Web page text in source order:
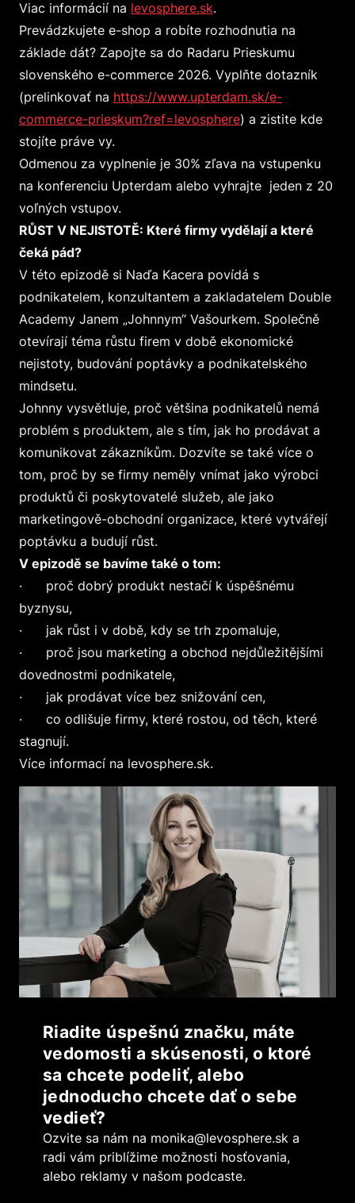
Viac informácií na levosphere.sk.
Prevádzkujete e-shop a robíte rozhodnutia na
základe dát? Zapojte sa do Radaru Prieskumu
slovenského e-commerce 2026. Vyplňte dotazník
(prelinkovať na https://www.upterdam.sk/e-
commerce-prieskum?ref=levosphere) a zistite kde
stojíte práve vy.
Odmenou za vyplnenie je 30% zľava na vstupenku
na konferenciu Upterdam alebo vyhrajte jeden z 20
voľných vstupov.
RŮST V NEJISTOTĚ: Které firmy vydělají a které
čeká pád?
V této epizodě si Naďa Kacera povídá s
podnikatelem, konzultantem a zakladatelem Double
Academy Janem „Johnnym“ Vašourkem. Společně
otevírají téma růstu firem v době ekonomické
nejistoty, budování poptávky a podnikatelského
mindsetu.
Johnny vysvětluje, proč většina podnikatelů nemá
problém s produktem, ale s tím, jak ho prodávat a
komunikovat zákazníkům. Dozvíte se také více o
tom, proč by se firmy neměly vnímat jako výrobci
produktů či poskytovatelé služeb, ale jako
marketingově-obchodní organizace, které vytvářejí
poptávku a budují růst.
V epizodě se bavíme také o tom:
· proč dobrý produkt nestačí k úspěšnému
byznysu,
· jak růst i v době, kdy se trh zpomaluje,
· proč jsou marketing a obchod nejdůležitějšími
dovednostmi podnikatele,
· jak prodávat více bez snižování cen,
· co odlišuje firmy, které rostou, od těch, které
stagnují.
Více informací na levosphere.sk.
Riadite úspešnú značku, máte
vedomosti a skúsenosti, o ktoré
sa chcete podeliť, alebo
jednoducho chcete dať o sebe
vedieť?
Ozvite sa nám na monika@levosphere.sk a
radi vám priblížime možnosti hosťovania,
alebo reklamy v našom podcaste.